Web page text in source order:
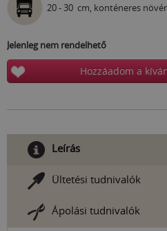
20 - 30 cm, konténeres
Jelenleg nem rendelhető
Hozzáadom a
Leírás
Ültetési tudnivalók
Ápolási tudnivalók